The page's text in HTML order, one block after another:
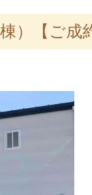
）【ご成